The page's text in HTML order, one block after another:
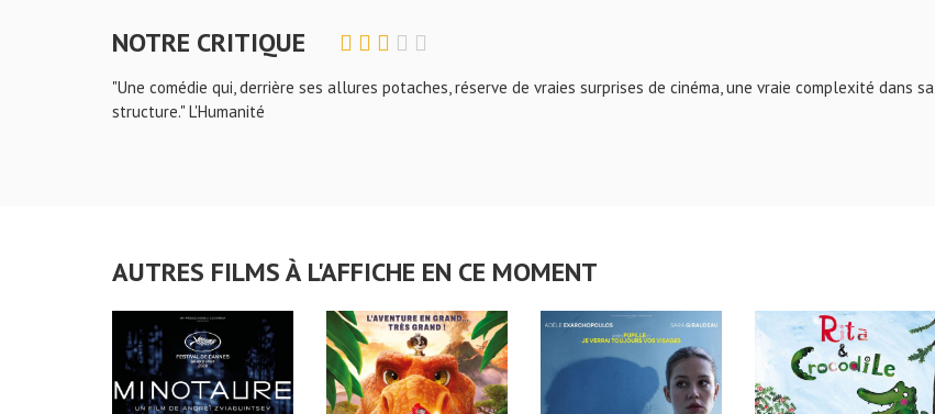
NOTRE CRITIQUE
"Une comédie qui, derrière ses allures potaches, réserve de vraies surprises de cinéma, une vraie complexité dans sa
structure." L'Humanité
AUTRES FILMS À L'AFFICHE EN CE MOMENT